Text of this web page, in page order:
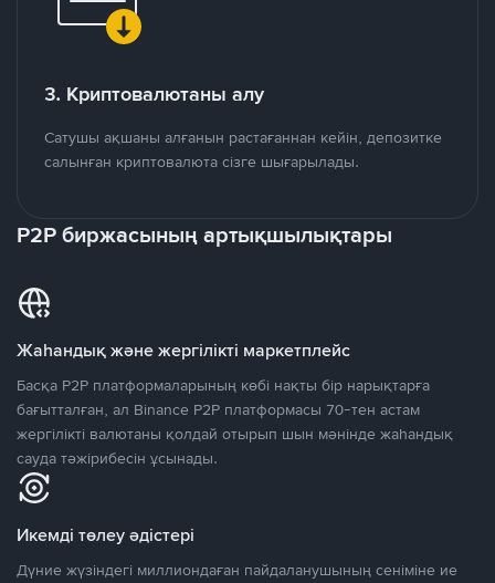
3. Криптовалютаны алу
Сатушы ақшаны алғанын растағаннан кейін, депозитке
салынған криптовалюта сізге шығарылады.
P2P биржасының артықшылықтары
Жаһандық және жергілікті маркетплейс
Басқа P2P платформаларының көбі нақты бір нарықтарға
бағытталған, ал Binance P2P платформасы 70-тен астам
жергілікті валютаны қолдай отырып шын мәнінде жаһандық
сауда тәжірибесін ұсынады.
Икемді төлеу әдістері
Дүние жүзіндегі миллиондаған пайдаланушының сеніміне ие